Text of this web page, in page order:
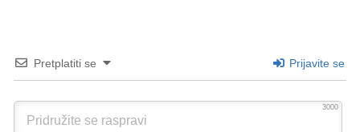
Pretplatiti se Prijavite se
3000